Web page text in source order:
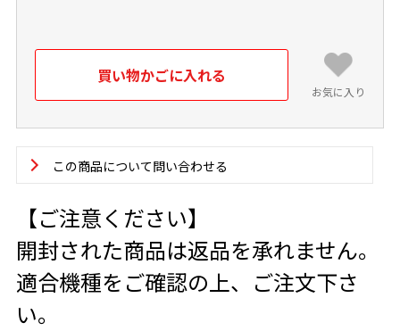
お気に入り
この商品について問い合わせる
【ご注意ください】
開封された商品は返品を承れません。
適合機種をご確認の上、ご注文下さ
い。